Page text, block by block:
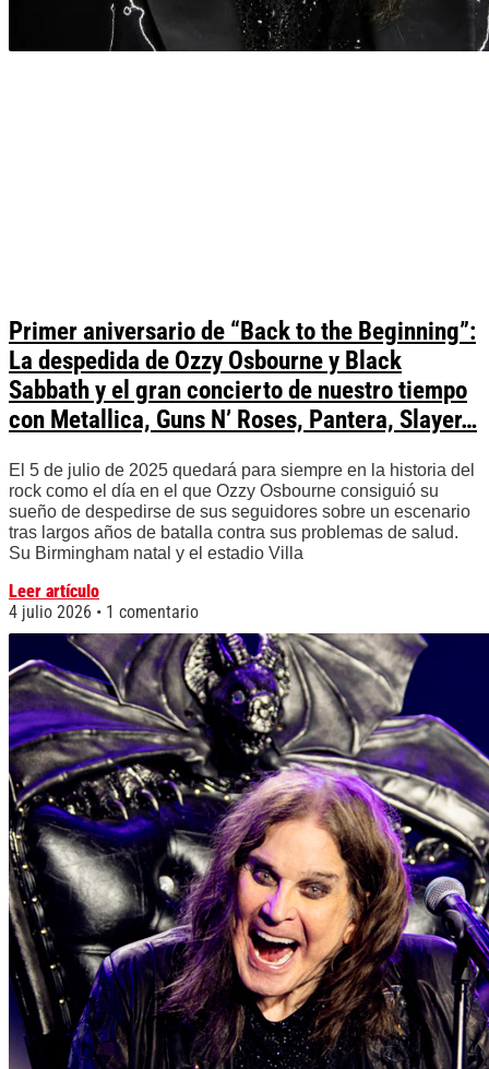
Primer aniversario de “Back to the Beginning”:
La despedida de Ozzy Osbourne y Black
Sabbath y el gran concierto de nuestro tiempo
con Metallica, Guns N’ Roses, Pantera, Slayer…
El 5 de julio de 2025 quedará para siempre en la historia del
rock como el día en el que Ozzy Osbourne consiguió su
sueño de despedirse de sus seguidores sobre un escenario
tras largos años de batalla contra sus problemas de salud.
Su Birmingham natal y el estadio Villa
Leer artículo
4 julio 2026
1 comentario